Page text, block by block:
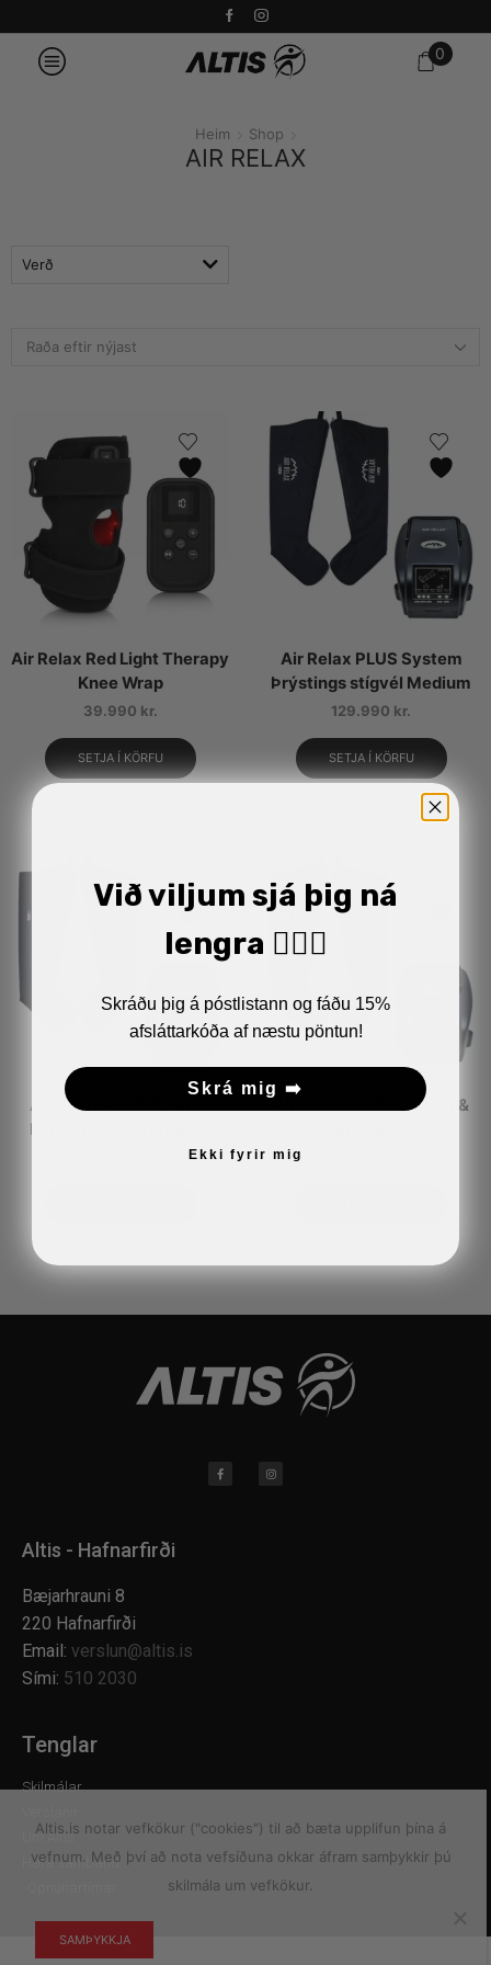
0
Heim Shop
AIR RELAX
Verð
Air Relax Red Light Therapy
Knee Wrap
39.990 kr.
SETJA Í KÖRFU
Air Relax PLUS System
Þrýstings stígvél Medium
129.990 kr.
SETJA Í KÖRFU
Air Relax PLUS System
Þrýstings stígvél Large
Air Relax PLUS System &
Altis - Hafnarfirði
Bæjarhrauni 8
220 Hafnarfirði
Email: verslun@altis.is
Sími: 510 2030
Tenglar
Skilmálar
Um Altis
Hafa samband
Altis.is notar vefkökur ("cookies") til að bæta upplifun þína á
vefnum. Með því að nota vefsíðuna okkar áfram samþykkir þú
skilmála um vefkökur.
SAMÞYKKJA
Við viljum sjá þig ná
lengra 🏋🏼‍♂️
Skráðu þig á póstlistann og fáðu 15%
afsláttarkóða af næstu pöntun!
Skrá mig ➡️
Ekki fyrir mig